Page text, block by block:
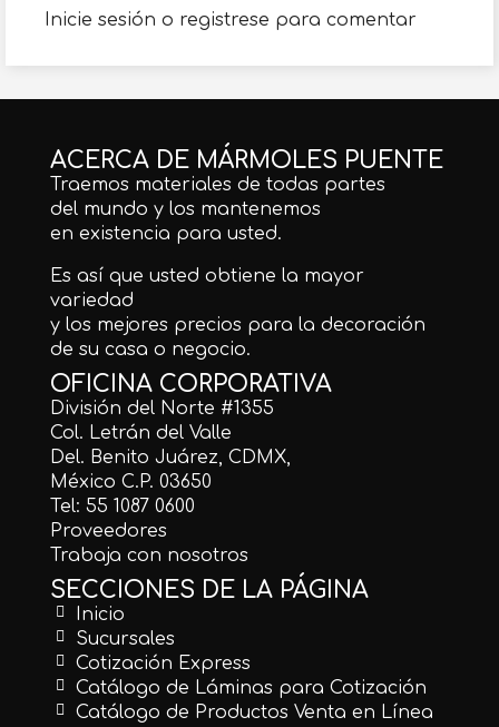
Inicie sesión o registrese para comentar
ACERCA DE MÁRMOLES PUENTE
Traemos materiales de todas partes
del mundo y los mantenemos
en existencia para usted.
Es así que usted obtiene la mayor
variedad
y los mejores precios para la decoración
de su casa o negocio.
OFICINA CORPORATIVA
División del Norte #1355
Col. Letrán del Valle
Del. Benito Juárez, CDMX,
México C.P. 03650
Tel: 55 1087 0600
Proveedores
Trabaja con nosotros
SECCIONES DE LA PÁGINA
Inicio
Sucursales
Cotización Express
Catálogo de Láminas para Cotización
Catálogo de Productos Venta en Línea